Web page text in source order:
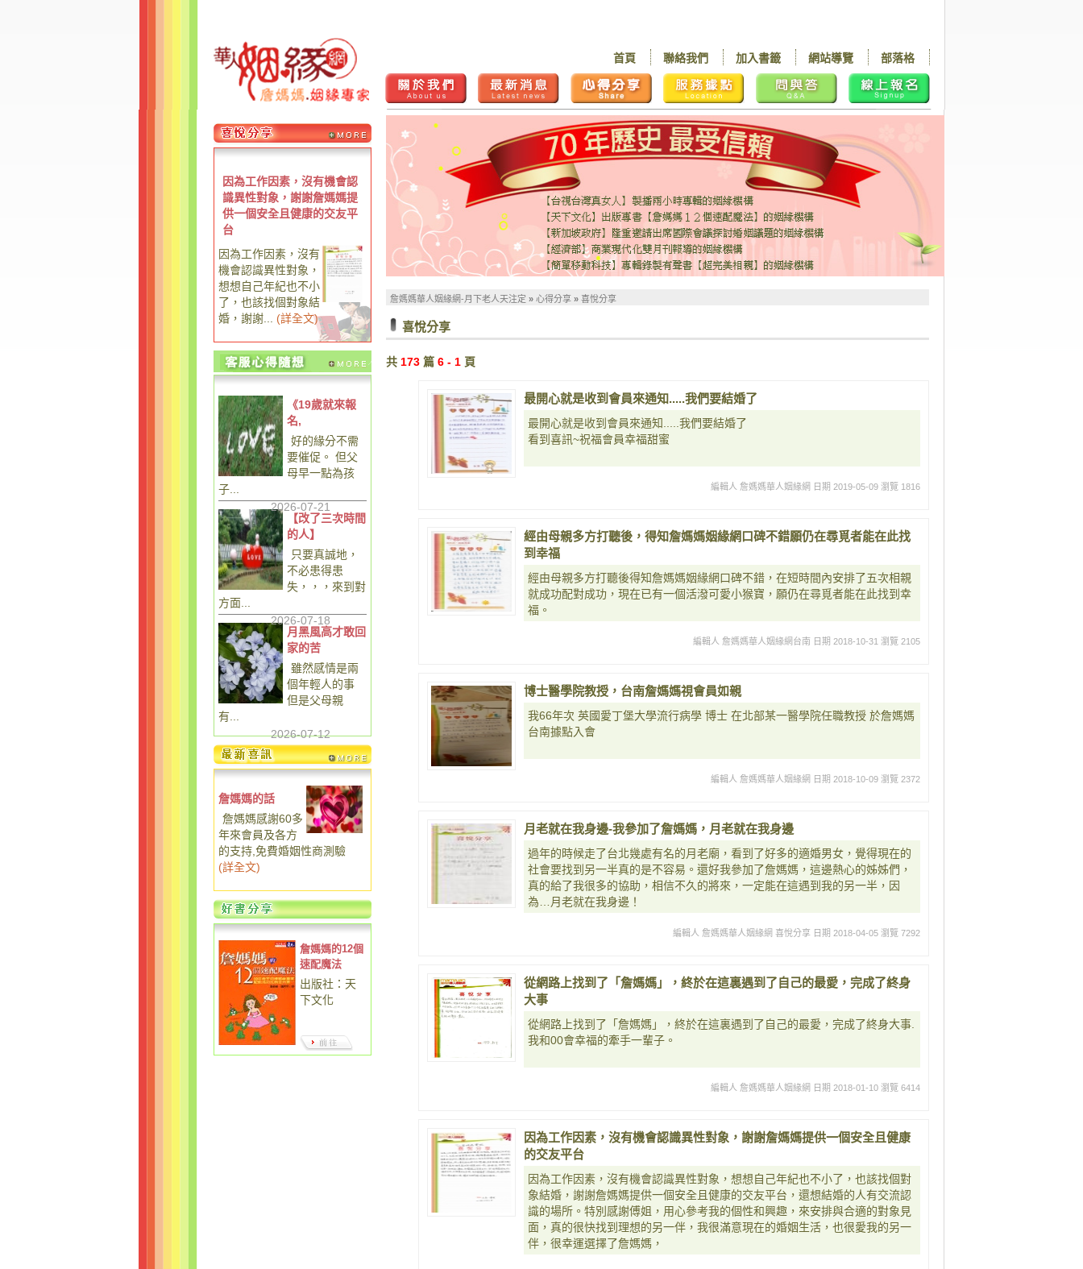
部落格
網站導覽
加入書籤
聯絡我們
首頁
因為工作因素，沒有機會認
識異性對象，謝謝詹媽媽提
供一個安全且健康的交友平
台
因為工作因素，沒有
機會認識異性對象，
想想自己年紀也不小
了，也該找個對象結
婚，謝謝...
(詳全文)
《19歲就來報
名,
好的緣分不需
要催促。 但父
母早一點為孩
子...
2026-07-21
【改了三次時間
的人】
只要真誠地，
不必患得患
失，，，來到對
方面...
2026-07-18
月黑風高才敢回
家的苦
雖然感情是兩
個年輕人的事
但是父母親
有...
2026-07-12
詹媽媽的話
詹媽媽感謝60多
年來會員及各方
的支持,免費婚姻性商測驗
(詳全文)
詹媽媽的12個
速配魔法
出版社：天
下文化
詹媽媽華人姻緣網-月下老人天注定 » 心得分享 » 喜悅分享
喜悅分享
共 173 篇 6 - 1 頁
最開心就是收到會員來通知.....我們要結婚了
最開心就是收到會員來通知.....我們要結婚了
看到喜訊~祝福會員幸福甜蜜
編輯人 詹媽媽華人姻緣網 日期 2019-05-09 瀏覽 1816
經由母親多方打聽後，得知詹媽媽姻緣網口碑不錯願仍在尋覓者能在此找
到幸福
經由母親多方打聽後得知詹媽媽姻緣網口碑不錯，在短時間內安排了五次相親
就成功配對成功，現在已有一個活潑可愛小猴寶，願仍在尋覓者能在此找到幸
福。
編輯人 詹媽媽華人姻緣網台南 日期 2018-10-31 瀏覽 2105
博士醫學院教授，台南詹媽媽視會員如親
我66年次 英國愛丁堡大學流行病學 博士 在北部某一醫學院任職教授 於詹媽媽
台南據點入會
編輯人 詹媽媽華人姻緣網 日期 2018-10-09 瀏覽 2372
月老就在我身邊-我參加了詹媽媽，月老就在我身邊
過年的時候走了台北幾處有名的月老廟，看到了好多的適婚男女，覺得現在的
社會要找到另一半真的是不容易。還好我參加了詹媽媽，這邊熱心的姊姊們，
真的給了我很多的協助，相信不久的將來，一定能在這遇到我的另一半，因
為…月老就在我身邊！
編輯人 詹媽媽華人姻緣網 喜悅分享 日期 2018-04-05 瀏覽 7292
從網路上找到了「詹媽媽」，終於在這裏遇到了自己的最愛，完成了終身
大事
從網路上找到了「詹媽媽」，終於在這裏遇到了自己的最愛，完成了終身大事.
我和00會幸福的牽手一輩子。
編輯人 詹媽媽華人姻緣網 日期 2018-01-10 瀏覽 6414
因為工作因素，沒有機會認識異性對象，謝謝詹媽媽提供一個安全且健康
的交友平台
因為工作因素，沒有機會認識異性對象，想想自己年紀也不小了，也該找個對
象結婚，謝謝詹媽媽提供一個安全且健康的交友平台，還想結婚的人有交流認
識的場所。特別感謝傅姐，用心參考我的個性和興趣，來安排與合適的對象見
面，真的很快找到理想的另一伴，我很滿意現在的婚姻生活，也很愛我的另一
伴，很幸運選擇了詹媽媽，